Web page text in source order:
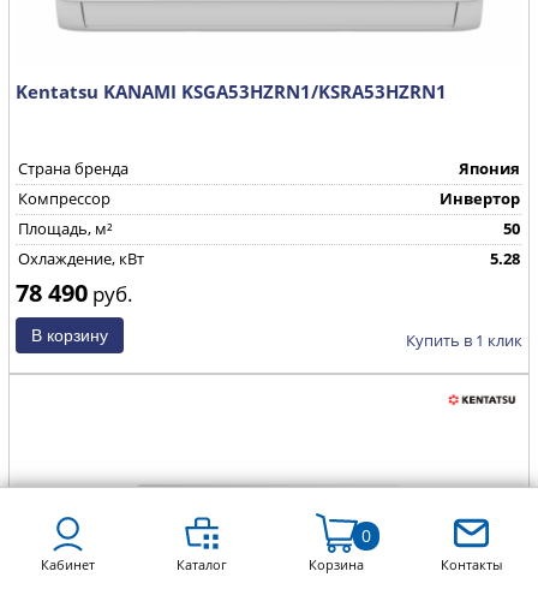
Kentatsu KANAMI KSGA53HZRN1/KSRA53HZRN1
Страна бренда
Япония
Компрессор
Инвертор
Площадь, м²
50
Охлаждение, кВт
5.28
78 490 руб.
Купить в 1 клик
Кабинет Каталог Корзина
0
Контакты